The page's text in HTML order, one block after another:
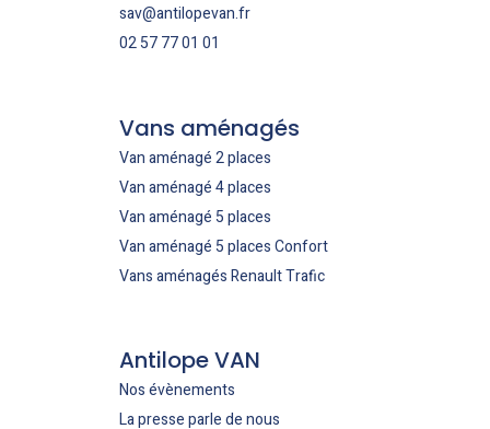
sav@antilopevan.fr
02 57 77 01 01
Vans aménagés
Van aménagé 2 places
Van aménagé 4 places
Van aménagé 5 places
Van aménagé 5 places Confort
Vans aménagés Renault Trafic
Antilope VAN
Nos évènements
La presse parle de nous